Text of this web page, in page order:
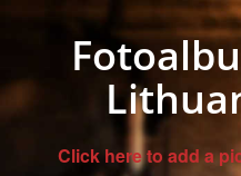
Click here to add a